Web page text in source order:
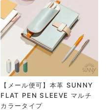
【メール便可】本革 SUNNY
FLAT PEN SLEEVE マルチ
カラータイプ